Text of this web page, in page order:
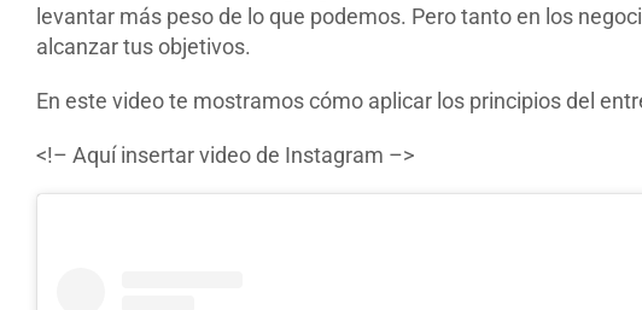
levantar más peso de lo que podemos. Pero tanto en los
alcanzar tus objetivos.
En este video te mostramos cómo aplicar los principios del
<!– Aquí insertar video de Instagram –>